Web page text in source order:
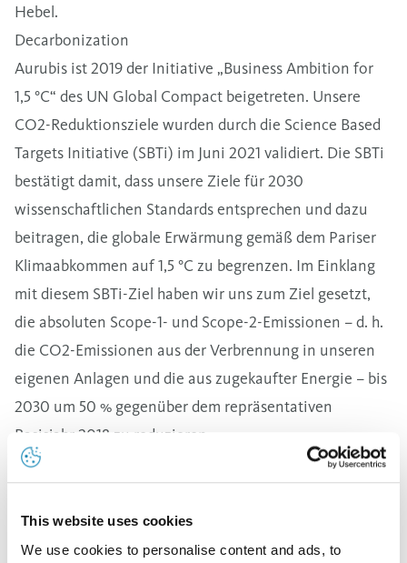
This website uses cookies
We use cookies to personalise content and ads, to
Hebel.
Decarbonization
Aurubis ist 2019 der Initiative „Business Ambition for
1,5 °C“ des UN Global Compact beigetreten. Unsere
CO2-Reduktionsziele wurden durch die Science Based
Targets Initiative (SBTi) im Juni 2021 validiert. Die SBTi
bestätigt damit, dass unsere Ziele für 2030
wissenschaftlichen Standards entsprechen und dazu
beitragen, die globale Erwärmung gemäß dem Pariser
Klimaabkommen auf 1,5 °C zu begrenzen. Im Einklang
mit diesem SBTi-Ziel haben wir uns zum Ziel gesetzt,
die absoluten Scope-1- und Scope-2-Emissionen – d. h.
die CO2-Emissionen aus der Verbrennung in unseren
eigenen Anlagen und die aus zugekaufter Energie – bis
2030 um 50 % gegenüber dem repräsentativen
Basisjahr 2018 zu reduzieren.
Unser SBTi-Ziel umfasst darüber hinaus Scope-3-
Wertschöpfungskette entstehen. Zu diesem Zweck
haben wir uns ein Intensitätsziel gesetzt, um die